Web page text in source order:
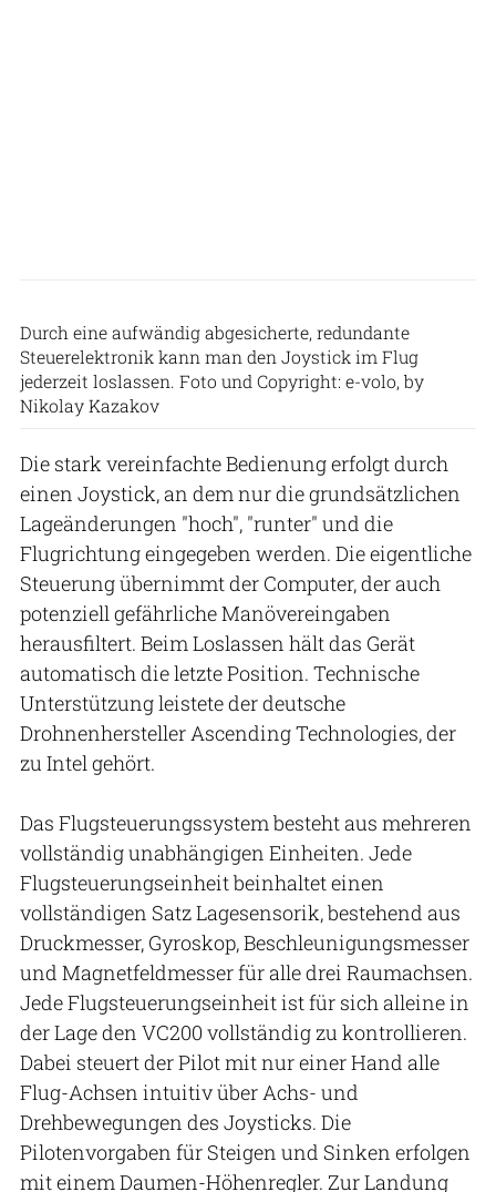
Durch eine aufwändig abgesicherte, redundante
Steuerelektronik kann man den Joystick im Flug
jederzeit loslassen. Foto und Copyright: e-volo, by
Nikolay Kazakov
Die stark vereinfachte Bedienung erfolgt durch
einen Joystick, an dem nur die grundsätzlichen
Lageänderungen "hoch", "runter" und die
Flugrichtung eingegeben werden. Die eigentliche
Steuerung übernimmt der Computer, der auch
potenziell gefährliche Manövereingaben
herausfiltert. Beim Loslassen hält das Gerät
automatisch die letzte Position. Technische
Unterstützung leistete der deutsche
Drohnenhersteller Ascending Technologies, der
zu Intel gehört.
Das Flugsteuerungssystem besteht aus mehreren
vollständig unabhängigen Einheiten. Jede
Flugsteuerungseinheit beinhaltet einen
vollständigen Satz Lagesensorik, bestehend aus
Druckmesser, Gyroskop, Beschleunigungsmesser
und Magnetfeldmesser für alle drei Raumachsen.
Jede Flugsteuerungseinheit ist für sich alleine in
der Lage den VC200 vollständig zu kontrollieren.
Dabei steuert der Pilot mit nur einer Hand alle
Flug-Achsen intuitiv über Achs- und
Drehbewegungen des Joysticks. Die
Pilotenvorgaben für Steigen und Sinken erfolgen
mit einem Daumen-Höhenregler. Zur Landung